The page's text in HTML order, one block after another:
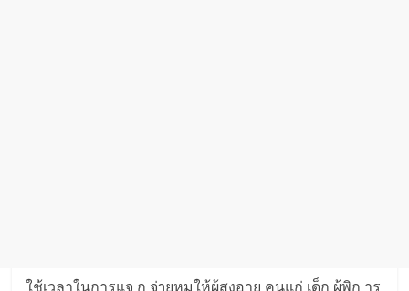
ใช้เวลาในการแจ ก จ่ๅยหมูให้ผู้สูงอายุ คนแก่ เด็ก ผู้พิก าร